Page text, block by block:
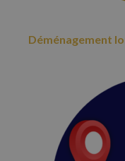
Déménagement